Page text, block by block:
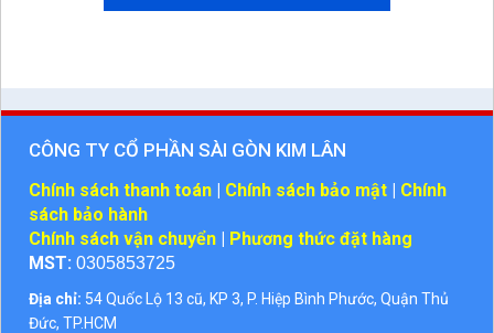
CÔNG TY CỔ PHẦN SÀI GÒN KIM LÂN
Chính sách thanh toán | Chính sách bảo mật | Chính
sách bảo hành
Chính sách vận chuyển | Phương thức đặt hàng
MST: 0305853725
Địa chỉ: 54 Quốc Lộ 13 cũ, KP 3, P. Hiệp Bình Phước, Quận Thủ
Đức, TP.HCM